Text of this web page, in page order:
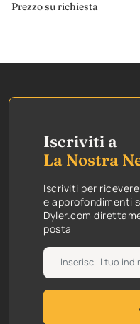
Prezzo su richiesta
Iscriviti a
La Nostra
Iscriviti per
e approfondimenti
Dyler.com
posta